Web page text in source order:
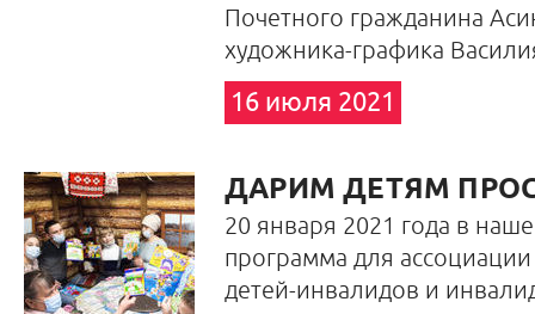
Почетного гражданина
художника-графика
16 июля 2021
ДАРИМ ДЕТЯМ
20 января 2021 года в
программа для
детей-инвалидов и